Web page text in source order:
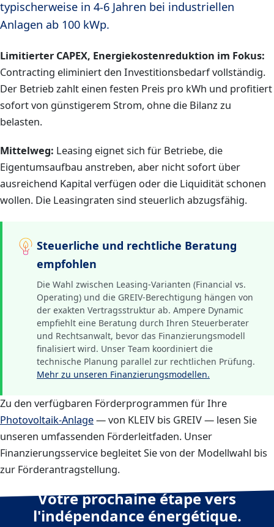
typischerweise in 4-6 Jahren bei industriellen
Anlagen ab 100 kWp.
Limitierter CAPEX, Energiekostenreduktion im Fokus:
Contracting eliminiert den Investitionsbedarf vollständig.
Der Betrieb zahlt einen festen Preis pro kWh und profitiert
sofort von günstigerem Strom, ohne die Bilanz zu
belasten.
Mittelweg: Leasing eignet sich für Betriebe, die
Eigentumsaufbau anstreben, aber nicht sofort über
ausreichend Kapital verfügen oder die Liquidität schonen
wollen. Die Leasingraten sind steuerlich abzugsfähig.
Steuerliche und rechtliche Beratung
empfohlen
Die Wahl zwischen Leasing-Varianten (Financial vs.
Operating) und die GREIV-Berechtigung hängen von
der exakten Vertragsstruktur ab. Ampere Dynamic
empfiehlt eine Beratung durch Ihren Steuerberater
und Rechtsanwalt, bevor das Finanzierungsmodell
finalisiert wird. Unser Team koordiniert die
technische Planung parallel zur rechtlichen Prüfung.
Mehr zu unseren Finanzierungsmodellen.
Zu den verfügbaren Förderprogrammen für Ihre
Photovoltaik-Anlage— von KLEIV bis GREIV — lesen Sie
unseren umfassenden Förderleitfaden. Unser
Finanzierungsservice begleitet Sie von der Modellwahl bis
zur Förderantragstellung.
Votre prochaine étape vers
l'indépendance énergétique.